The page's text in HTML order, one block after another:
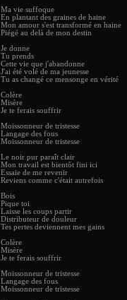
Ma vie suffoque
En plantant des graines de haine
Mon amour s'est transformé en haine
Piégé au delà de mon destin
Je donne
Tu prends
Cette vie que j'abandonne
J'ai été volé de ma jeunesse
Tu as changé ce mensonge en vérité
Colère
Misère
Je te ferais souffrir
Moissonneur de tristesse
Langage des fous
Moissonneur de tristesse
Le noir pur paraît clair
Mon travail est bientôt fini ici
Essaie de me revenir
Reviens comme c'était autrefois
Bois
Pique toi
Laisse les coups partir
Distributeur de douleur
Tes pertes deviennent mes gains
Colère
Misère
Je te ferais souffrir
Moissonneur de tristesse
Langage des fous
Moissonneur de tristesse